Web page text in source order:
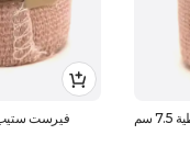
فيرست ستيب -